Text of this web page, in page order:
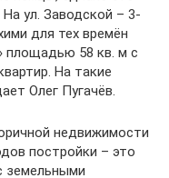
ул. Заводской – 3-
для тех времён
площадью 58 кв. м с
На такие
Олег Пугачёв.
недвижимости
постройки – это
земельными